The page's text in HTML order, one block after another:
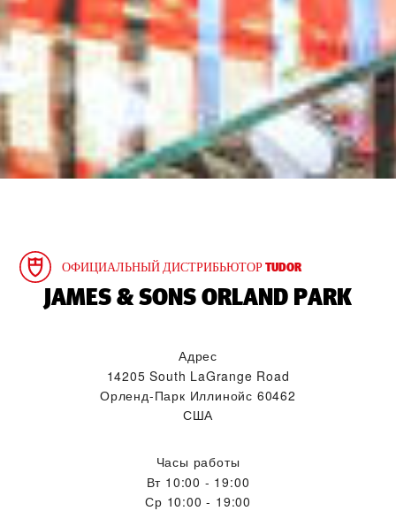
ОФИЦИАЛЬНЫЙ ДИСТРИБЬЮТОР TUDOR
‭JAMES & SONS ORLAND PARK‬
Адрес
14205 South LaGrange Road
Орленд-Парк Иллинойс 60462
США
Часы работы
Вт 10:00 - 19:00
Ср 10:00 - 19:00